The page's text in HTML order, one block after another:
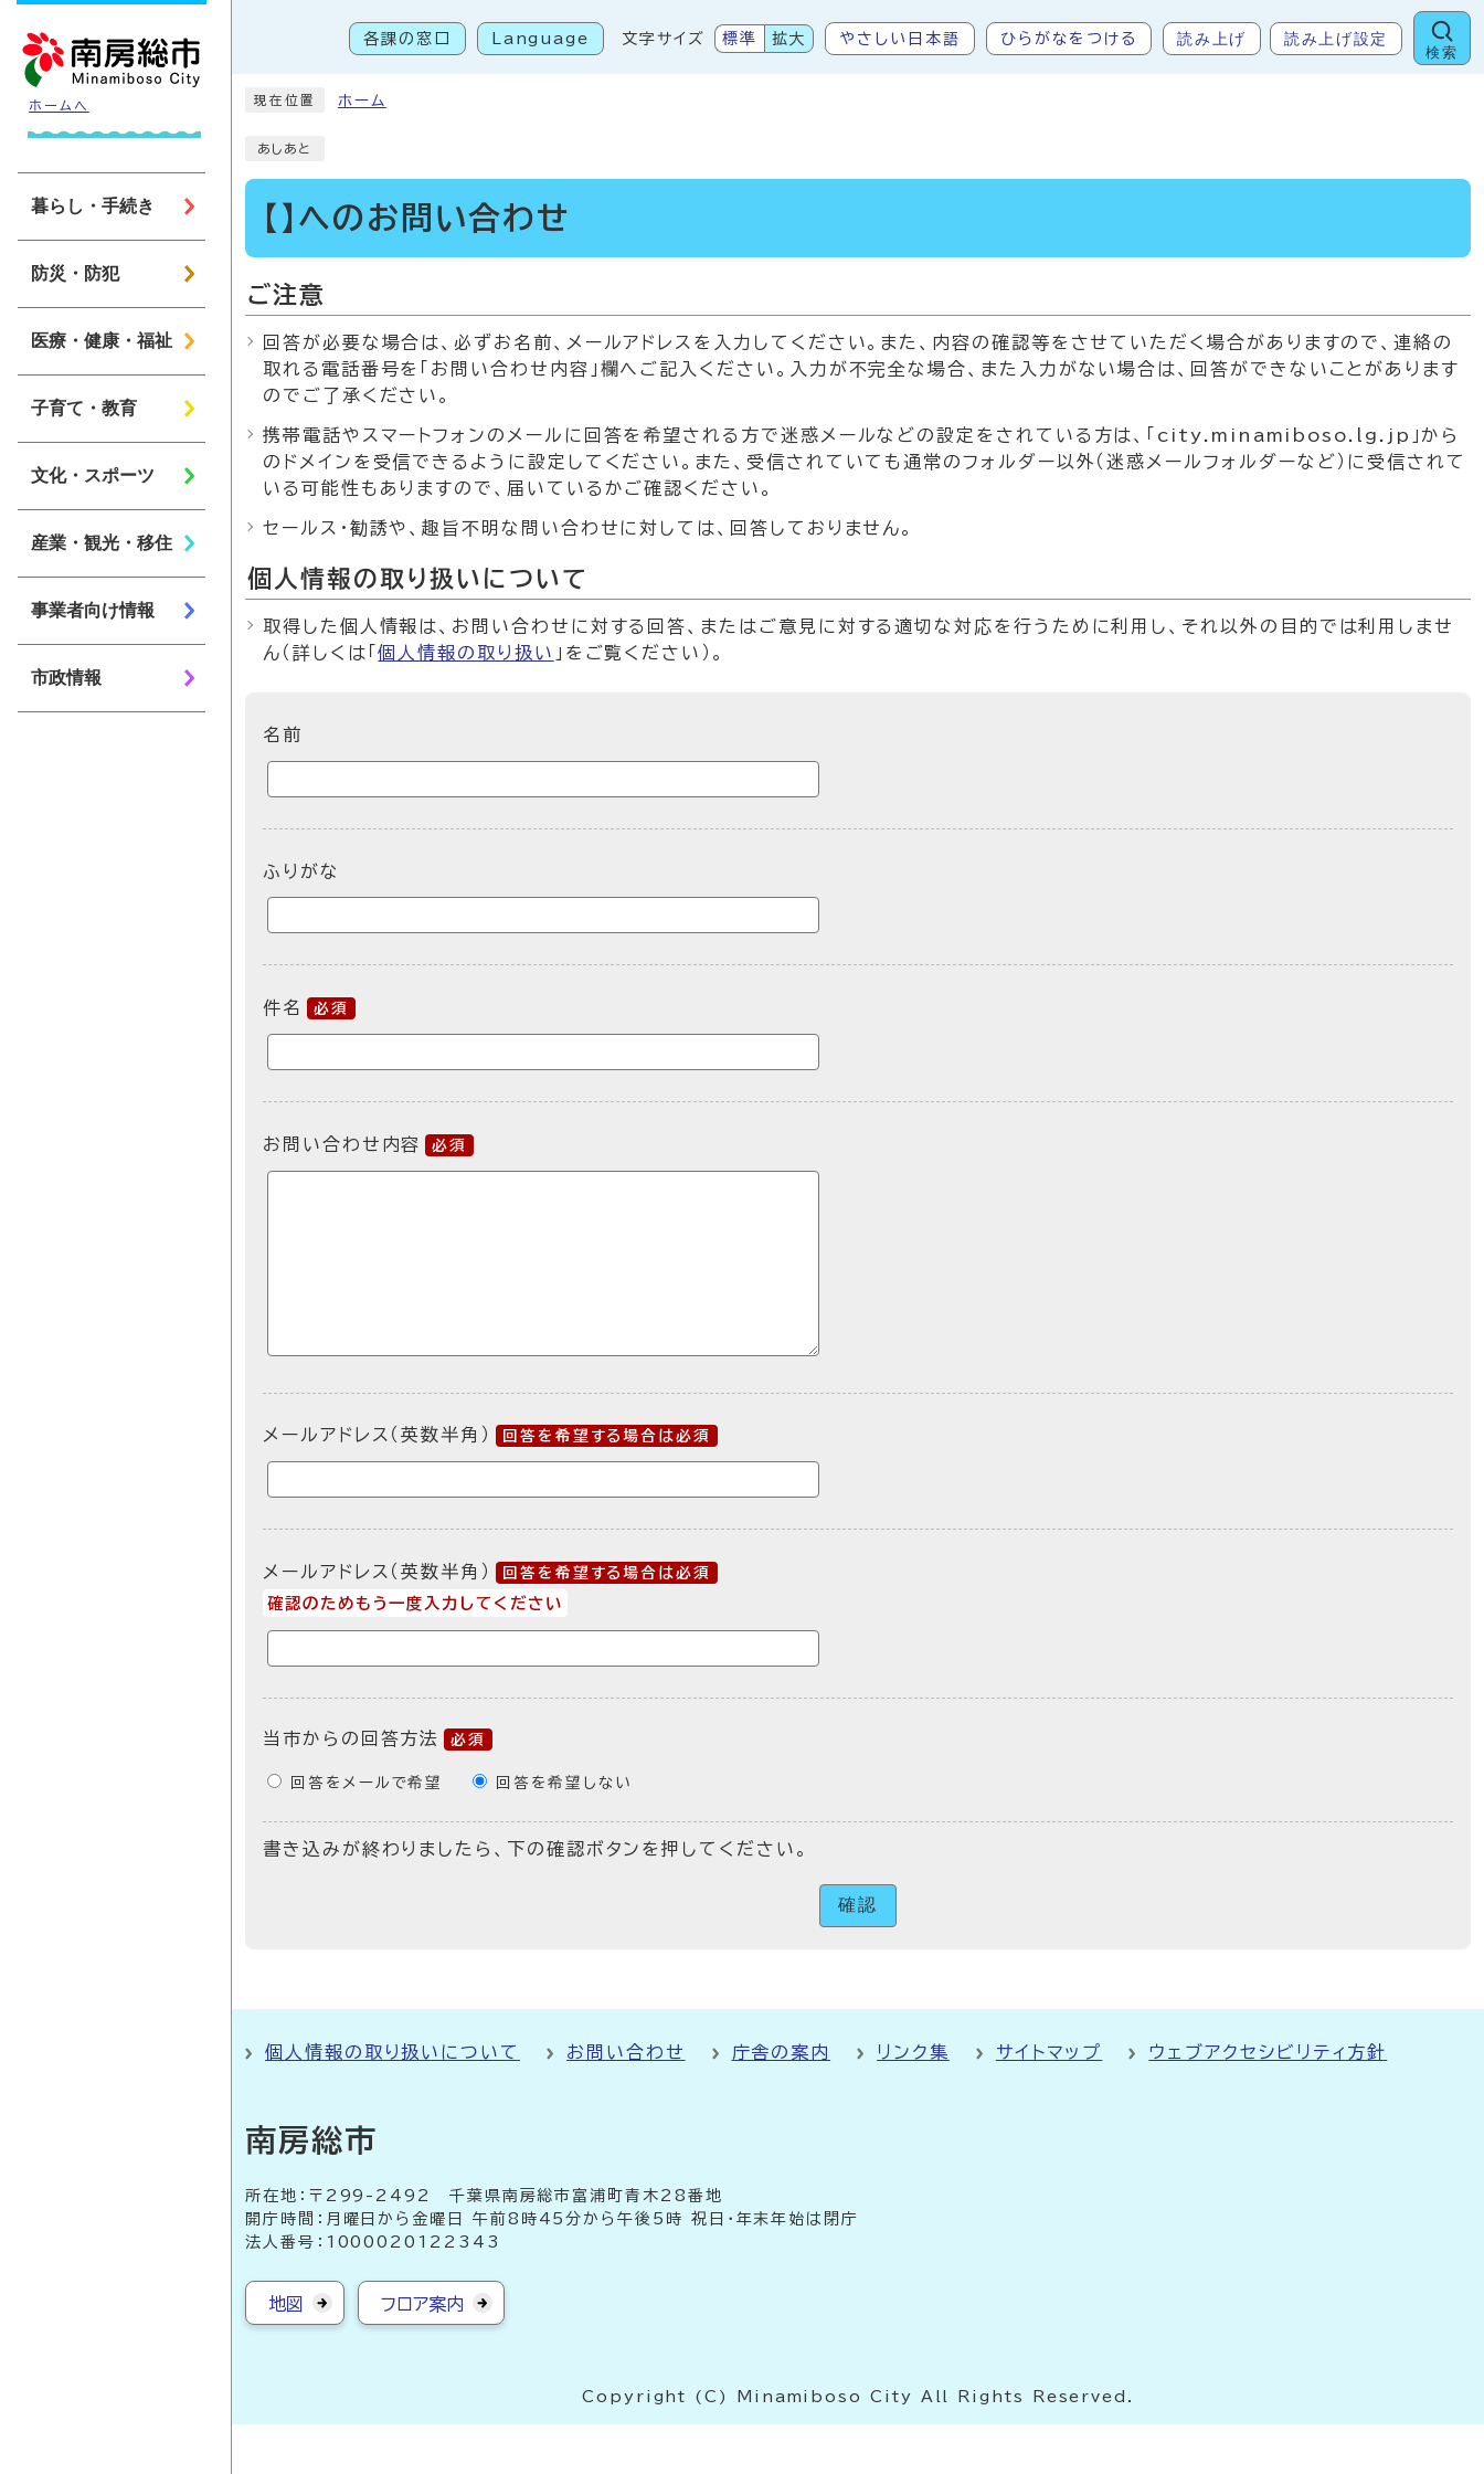
各課の窓口 Language 文字サイズ 標準 拡大 やさしい日本語 ひらがなをつける 読み上げ 読み上げ設定
検索
ホームへ
暮らし・手続き
防災・防犯
医療・健康・福祉
子育て・教育
文化・スポーツ
産業・観光・移住
事業者向け情報
市政情報
現在位置 ホーム
あしあと
【】へのお問い合わせ
ご注意
回答が必要な場合は、必ずお名前、メールアドレスを入力してください。また、内容の確認等をさせていただく場合がありますので、連絡の
取れる電話番号を「お問い合わせ内容」欄へご記入ください。入力が不完全な場合、また入力がない場合は、回答ができないことがあります
のでご了承ください。
携帯電話やスマートフォンのメールに回答を希望される方で迷惑メールなどの設定をされている方は、「city.minamiboso.lg.jp」から
のドメインを受信できるように設定してください。また、受信されていても通常のフォルダー以外（迷惑メールフォルダーなど）に受信されて
いる可能性もありますので、届いているかご確認ください。
セールス・勧誘や、趣旨不明な問い合わせに対しては、回答しておりません。
個人情報の取り扱いについて
取得した個人情報は、お問い合わせに対する回答、またはご意見に対する適切な対応を行うために利用し、それ以外の目的では利用しませ
ん（詳しくは「個人情報の取り扱い 」をご覧ください）。
名前
ふりがな
件名 必須
お問い合わせ内容 必須
メールアドレス（英数半角） 回答を希望する場合は必須
メールアドレス（英数半角） 回答を希望する場合は必須
確認のためもう一度入力してください
当市からの回答方法 必須
回答をメールで希望 回答を希望しない
書き込みが終わりましたら、下の確認ボタンを押してください。
確認
個人情報の取り扱いについて お問い合わせ 庁舎の案内 リンク集 サイトマップ ウェブアクセシビリティ方針
南房総市
所在地：〒299-2492 千葉県南房総市富浦町青木28番地
開庁時間：月曜日から金曜日 午前8時45分から午後5時 祝日・年末年始は閉庁
法人番号：1000020122343
地図 フロア案内
Copyright (C) Minamiboso City All Rights Reserved.